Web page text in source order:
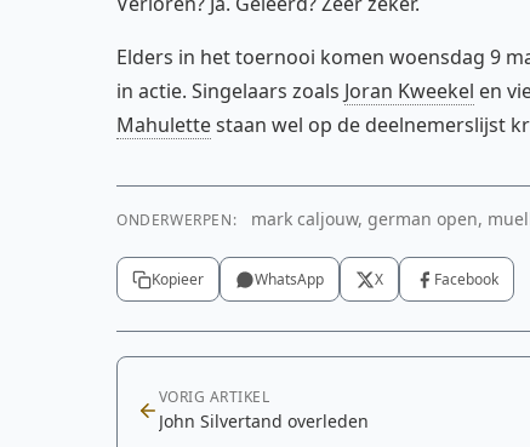
Elders in het toernooi komen woensdag 9
in actie. Singelaars zoals Joran Kweekel en
Mahulettestaan wel op de deelnemerslijst
ONDERWERPEN: mark caljouw, german open,
Kopieer WhatsApp X Facebook
VORIG ARTIKEL
John Silvertand overleden